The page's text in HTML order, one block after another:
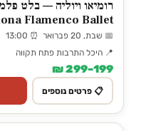
רומיאו ויוליה — בלט
Flamenco Ballet
📅 שבת, 20 פברואר ⏰ 13:00
📍 היכל התרבות פתח תקווה
199–299 ₪
📋 פרטים נוספים